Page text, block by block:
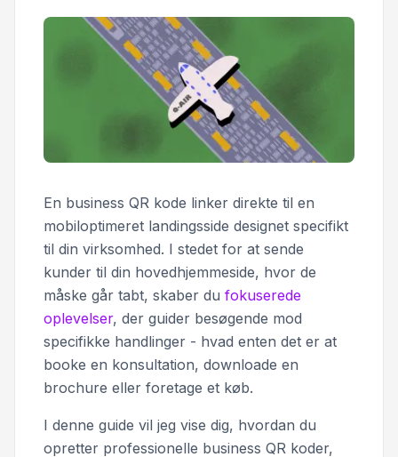
En business QR kode linker direkte til en
mobiloptimeret landingsside designet specifikt
til din virksomhed. I stedet for at sende
kunder til din hovedhjemmeside, hvor de
måske går tabt, skaber du fokuserede
oplevelser, der guider besøgende mod
specifikke handlinger - hvad enten det er at
booke en konsultation, downloade en
brochure eller foretage et køb.
I denne guide vil jeg vise dig, hvordan du
opretter professionelle business QR koder,